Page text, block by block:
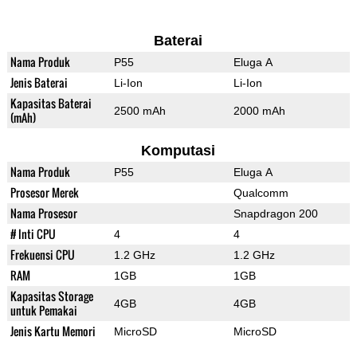
Baterai
Nama Produk P55 Eluga A
Jenis Baterai Li-Ion Li-Ion
Kapasitas Baterai
(mAh)
2500 mAh 2000 mAh
Komputasi
Nama Produk P55 Eluga A
Prosesor Merek Qualcomm
Nama Prosesor Snapdragon 200
# Inti CPU 4 4
Frekuensi CPU 1.2 GHz 1.2 GHz
RAM 1GB 1GB
Kapasitas Storage
untuk Pemakai
4GB 4GB
Jenis Kartu Memori MicroSD MicroSD